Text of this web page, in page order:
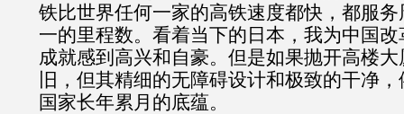
铁比世界任何一家的高铁速度都快，都服
一的里程数。看着当下的日本，我为中国
成就感到高兴和自豪。但是如果抛开高楼
旧，但其精细的无障碍设计和极致的干净
国家长年累月的底蕴。